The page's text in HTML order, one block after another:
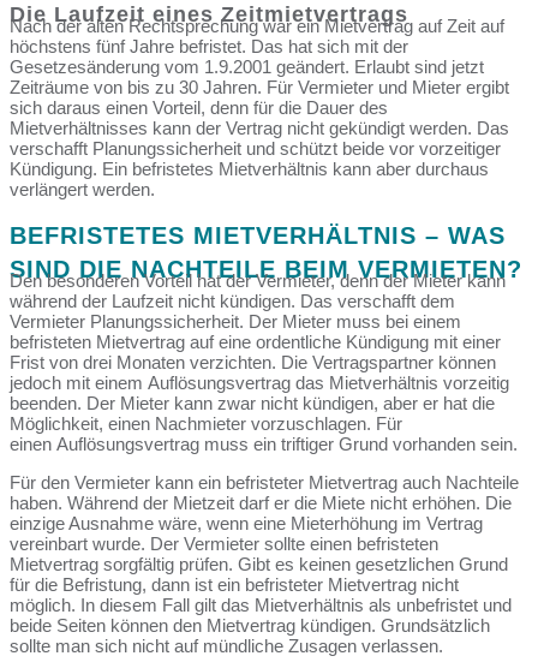
Die Laufzeit eines Zeitmietvertrags
Nach der alten Rechtsprechung war ein Mietvertrag auf Zeit auf
höchstens fünf Jahre befristet. Das hat sich mit der
Gesetzesänderung vom 1.9.2001 geändert. Erlaubt sind jetzt
Zeiträume von bis zu 30 Jahren. Für Vermieter und Mieter ergibt
sich daraus einen Vorteil, denn für die Dauer des
Mietverhältnisses kann der Vertrag nicht gekündigt werden. Das
verschafft Planungssicherheit und schützt beide vor vorzeitiger
Kündigung. Ein befristetes Mietverhältnis kann aber durchaus
verlängert werden.
BEFRISTETES MIETVERHÄLTNIS – WAS
SIND DIE NACHTEILE BEIM VERMIETEN?
Den besonderen Vorteil hat der Vermieter, denn der Mieter kann
während der Laufzeit nicht kündigen. Das verschafft dem
Vermieter Planungssicherheit. Der Mieter muss bei einem
befristeten Mietvertrag auf eine ordentliche Kündigung mit einer
Frist von drei Monaten verzichten. Die Vertragspartner können
jedoch mit einem Auflösungsvertrag das Mietverhältnis vorzeitig
beenden. Der Mieter kann zwar nicht kündigen, aber er hat die
Möglichkeit, einen Nachmieter vorzuschlagen. Für
einen Auflösungsvertrag muss ein triftiger Grund vorhanden sein.
Für den Vermieter kann ein befristeter Mietvertrag auch Nachteile
haben. Während der Mietzeit darf er die Miete nicht erhöhen. Die
einzige Ausnahme wäre, wenn eine Mieterhöhung im Vertrag
vereinbart wurde. Der Vermieter sollte einen befristeten
Mietvertrag sorgfältig prüfen. Gibt es keinen gesetzlichen Grund
für die Befristung, dann ist ein befristeter Mietvertrag nicht
möglich. In diesem Fall gilt das Mietverhältnis als unbefristet und
beide Seiten können den Mietvertrag kündigen. Grundsätzlich
sollte man sich nicht auf mündliche Zusagen verlassen.